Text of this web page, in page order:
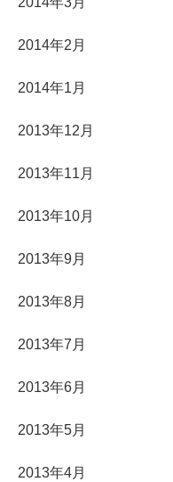
2014年2月
2014年1月
2013年12月
2013年11月
2013年10月
2013年9月
2013年8月
2013年7月
2013年6月
2013年5月
2013年4月